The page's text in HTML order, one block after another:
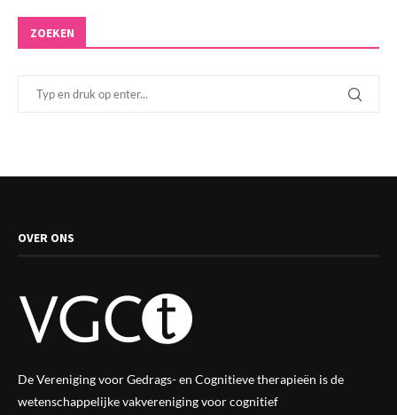
ZOEKEN
OVER ONS
De Vereniging voor Gedrags- en Cognitieve therapieën is de
wetenschappelijke vakverenigingvoor cognitief